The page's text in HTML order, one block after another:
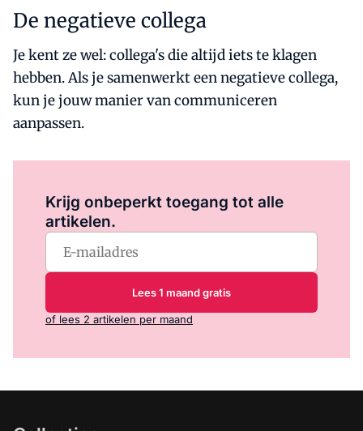
De negatieve collega
Je kent ze wel: collega's die altijd iets te klagen
hebben. Als je samenwerkt een negatieve collega,
kun je jouw manier van communiceren
aanpassen.
Krijg onbeperkt toegang tot alle
artikelen.
Lees 1 maand gratis
of lees 2 artikelen per maand